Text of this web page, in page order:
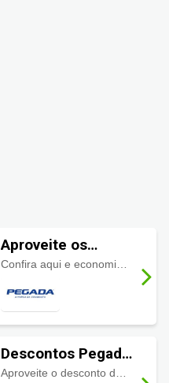
Aproveite os
descontos Pegada
Descontos Pegada
até 20%